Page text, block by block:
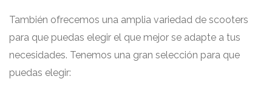
También ofrecemos una amplia variedad de scooters
para que puedas elegir el que mejor se adapte a tus
necesidades. Tenemos una gran selección para que
puedas elegir: